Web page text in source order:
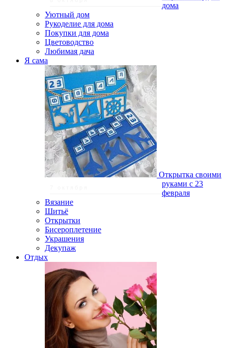
дома
Уютный дом
Рукоделие для дома
Покупки для дома
Цветоводство
Любимая дача
Я сама
Открытка своими
руками с 23
февраля
Вязание
Шитьё
Открытки
Бисероплетение
Украшения
Декупаж
Отдых